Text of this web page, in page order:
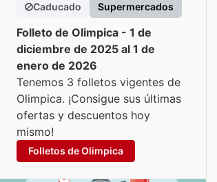
Caducado Supermercados
Folleto de Olimpica - 1 de
diciembre de 2025 al 1 de
enero de 2026
Tenemos 3 folletos vigentes de
Olimpica. ¡Consigue sus últimas
ofertas y descuentos hoy
mismo!
Folletos de Olimpica